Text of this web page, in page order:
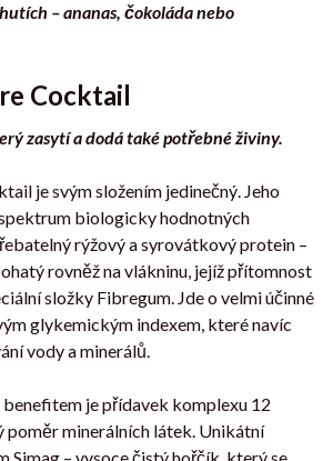
– ananas, čokoláda nebo
Cocktail
zasytí a dodá také potřebné živiny.
je svým složením jedinečný. Jeho
biologicky hodnotných
rýžový a syrovátkový protein –
rovněž na vlákninu, jejíž přítomnost
složky Fibregum. Jde o velmi účinné
glykemickým indexem, které navíc
vody a minerálů.
je přídavek komplexu 12
poměr minerálních látek. Unikátní